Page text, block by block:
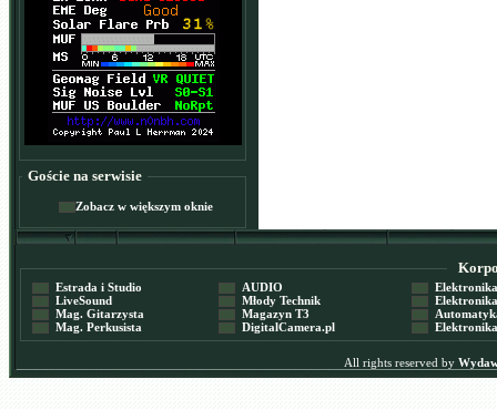
Goście na serwisie
Zobacz w większym oknie
Estrada i Studio
LiveSound
Mag. Gitarzysta
Mag. Perkusista
AUDIO
Młody Technik
Magazyn T3
DigitalCamera.pl
Elektronika
Elektronika
Automatyka
Elektronika
All rights reserved by